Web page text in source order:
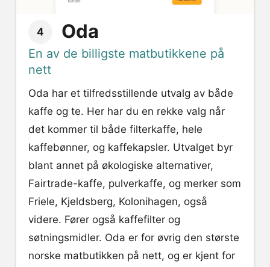
4 Oda
En av de billigste matbutikkene på
nett
Oda har et tilfredsstillende utvalg av både
kaffe og te. Her har du en rekke valg når
det kommer til både filterkaffe, hele
kaffebønner, og kaffekapsler. Utvalget byr
blant annet på økologiske alternativer,
Fairtrade-kaffe, pulverkaffe, og merker som
Friele, Kjeldsberg, Kolonihagen, også
videre. Fører også kaffefilter og
søtningsmidler. Oda er for øvrig den største
norske matbutikken på nett, og er kjent for